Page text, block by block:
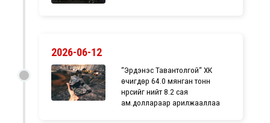
2026-06-12
“Эрдэнэс Тавантолгой“ ХК
өчигдөр 64.0 мянган тонн
нүүрсийг нийт 8.2 сая
ам.доллараар арилжааллаа